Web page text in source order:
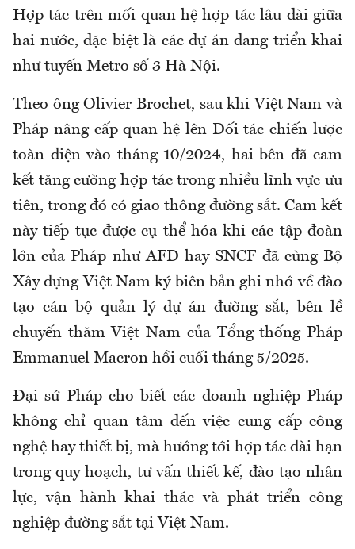
Hợp tác trên mối quan hệ hợp tác lâu dài giữa
hai nước, đặc biệt là các dự án đang triển khai
như tuyến Metro số 3 Hà Nội.
Theo ông Olivier Brochet, sau khi Việt Nam và
Pháp nâng cấp quan hệ lên Đối tác chiến lược
toàn diện vào tháng 10/2024, hai bên đã cam
kết tăng cường hợp tác trong nhiều lĩnh vực ưu
tiên, trong đó có giao thông đường sắt. Cam kết
này tiếp tục được cụ thể hóa khi các tập đoàn
lớn của Pháp như AFD hay SNCF đã cùng Bộ
Xây dựng Việt Nam ký biên bản ghi nhớ về đào
tạo cán bộ quản lý dự án đường sắt, bên lề
chuyến thăm Việt Nam của Tổng thống Pháp
Emmanuel Macron hồi cuối tháng 5/2025.
Đại sứ Pháp cho biết các doanh nghiệp Pháp
không chỉ quan tâm đến việc cung cấp công
nghệ hay thiết bị, mà hướng tới hợp tác dài hạn
trong quy hoạch, tư vấn thiết kế, đào tạo nhân
lực, vận hành khai thác và phát triển công
nghiệp đường sắt tại Việt Nam.